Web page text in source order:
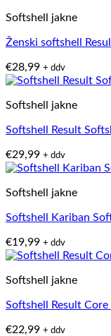
Softshell jakne
Ženski softshell
€28,99 + ddv
Softshell jakne
Softshell Result
€29,99 + ddv
Softshell jakne
Softshell Kariban
€19,99 + ddv
Softshell jakne
Softshell Result
€22,99 + ddv